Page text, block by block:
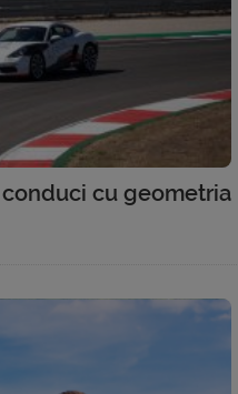
cu geometria